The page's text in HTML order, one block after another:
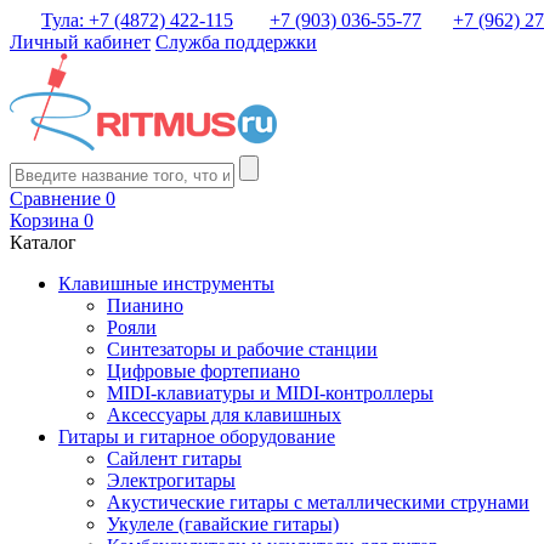
Тула: +7 (4872) 422-115 +7 (903) 036-55-77
+7 (962)
Личный кабинет Служба поддержки
Сравнение 0
Корзина 0
Каталог
Клавишные инструменты
Пианино
Рояли
Синтезаторы и рабочие станции
Цифровые фортепиано
MIDI-клавиатуры и MIDI-контроллеры
Аксессуары для клавишных
Гитары и гитарное оборудование
Сайлент гитары
Электрогитары
Акустические гитары с металлическими струнами
Укулеле (гавайские гитары)